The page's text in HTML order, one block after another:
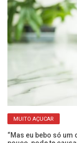
MUITO AÇUCAR
“Mas eu bebo só